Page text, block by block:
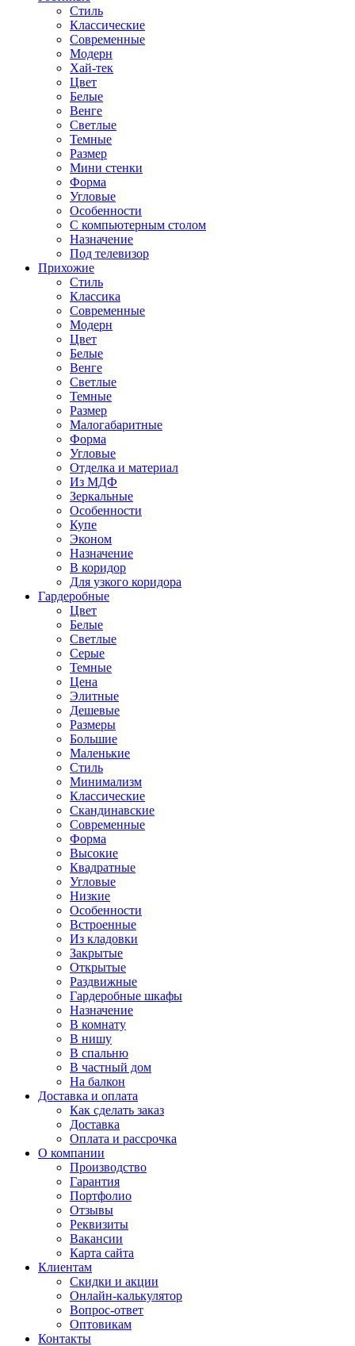
Стиль
Классические
Современные
Модерн
Хай-тек
Цвет
Белые
Венге
Светлые
Темные
Размер
Мини стенки
Форма
Угловые
Особенности
С компьютерным столом
Назначение
Под телевизор
Прихожие
Стиль
Классика
Современные
Модерн
Цвет
Белые
Венге
Светлые
Темные
Размер
Малогабаритные
Форма
Угловые
Отделка и материал
Из МДФ
Зеркальные
Особенности
Купе
Эконом
Назначение
В коридор
Для узкого коридора
Гардеробные
Цвет
Белые
Светлые
Серые
Темные
Цена
Элитные
Дешевые
Размеры
Большие
Маленькие
Стиль
Минимализм
Классические
Скандинавские
Современные
Форма
Высокие
Квадратные
Угловые
Низкие
Особенности
Встроенные
Из кладовки
Закрытые
Открытые
Раздвижные
Гардеробные шкафы
Назначение
В комнату
В нишу
В спальню
В частный дом
На балкон
Доставка и оплата
Как сделать заказ
Доставка
Оплата и рассрочка
О компании
Производство
Гарантия
Портфолио
Отзывы
Реквизиты
Вакансии
Карта сайта
Клиентам
Скидки и акции
Онлайн-калькулятор
Вопрос-ответ
Оптовикам
Контакты